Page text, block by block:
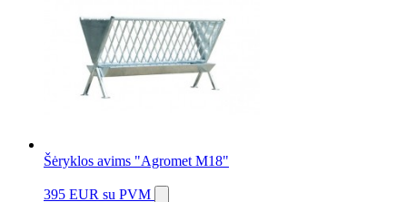
Šėryklos avims "Agromet M18"
395 EUR su PVM